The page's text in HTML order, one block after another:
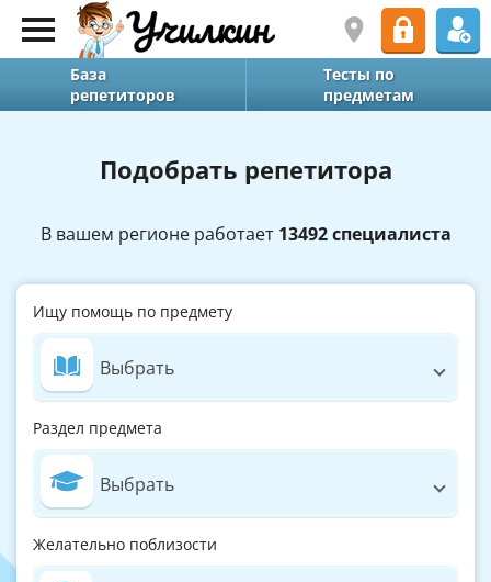
База
репетиторов
Тесты по
предметам
Подобрать репетитора
В вашем регионе работает 13492 специалиста
Ищу помощь по предмету
Выбрать
Раздел предмета
Выбрать
Желательно поблизости